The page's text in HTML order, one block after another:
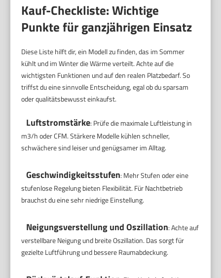
Kauf-Checkliste: Wichtige
Punkte für ganzjährigen Einsatz
Diese Liste hilft dir, ein Modell zu finden, das im Sommer
kühlt und im Winter die Wärme verteilt. Achte auf die
wichtigsten Funktionen und auf den realen Platzbedarf. So
triffst du eine sinnvolle Entscheidung, egal ob du sparsam
oder qualitätsbewusst einkaufst.
Luftstromstärke: Prüfe die maximale Luftleistung in
m3/h oder CFM. Stärkere Modelle kühlen schneller,
schwächere sind leiser und genügsamer im Alltag.
Geschwindigkeitsstufen: Mehr Stufen oder eine
stufenlose Regelung bieten Flexibilität. Für Nachtbetrieb
brauchst du eine sehr niedrige Einstellung.
Neigungsverstellung und Oszillation: Achte auf
verstellbare Neigung und breite Oszillation. Das sorgt für
gezielte Luftführung und bessere Raumabdeckung.